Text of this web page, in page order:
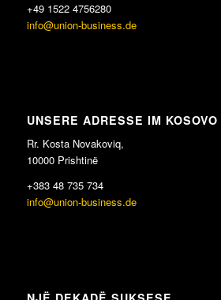
+49 1522 4756280
info@union-business.de
UNSERE ADRESSE IM KOSOVO
Rr. Kosta Novakoviq,
10000 Prishtinë
+383 48 735 734
info@union-business.de